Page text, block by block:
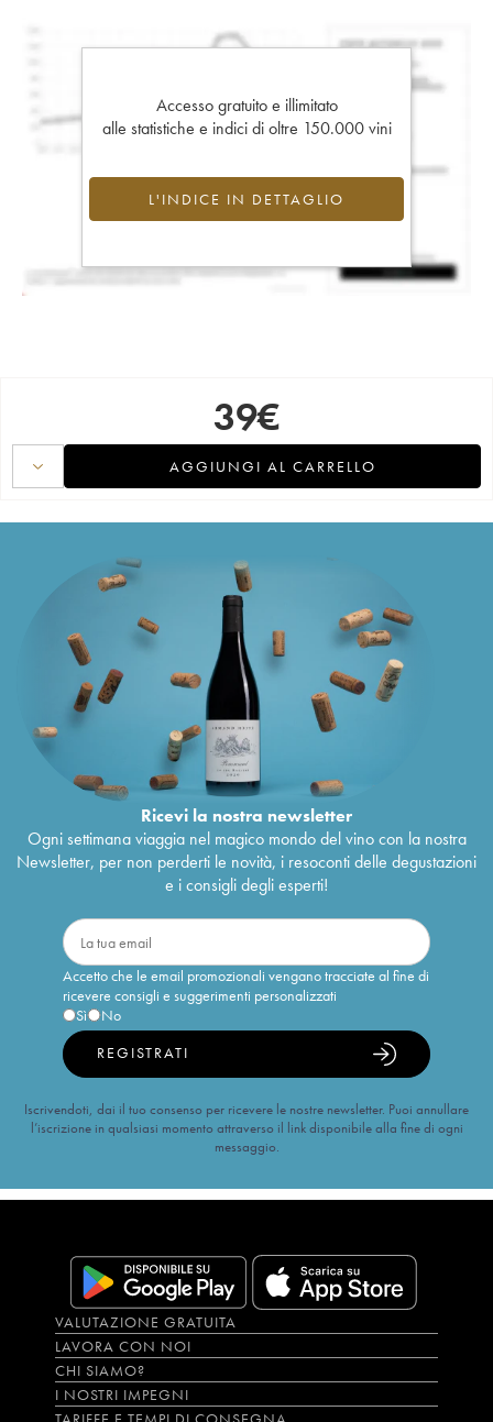
Accesso gratuito e illimitato
alle statistiche e indici di oltre 150.000 vini
L'INDICE IN DETTAGLIO
39€
AGGIUNGI AL CARRELLO
Ricevi la nostra newsletter
Ogni settimana viaggia nel magico mondo del vino con la nostra
Newsletter, per non perderti le novità, i resoconti delle degustazioni
e i consigli degli esperti!
Accetto che le email promozionali vengano tracciate al fine di
ricevere consigli e suggerimenti personalizzati
Sì
No
REGISTRATI
Iscrivendoti, dai il tuo consenso per ricevere le nostre newsletter. Puoi annullare
l’iscrizione in qualsiasi momento attraverso il link disponibile alla fine di ogni
messaggio.
VALUTAZIONE GRATUITA
LAVORA CON NOI
CHI SIAMO?
I NOSTRI IMPEGNI